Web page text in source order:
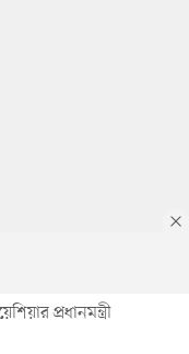
প্রধানমন্ত্রী